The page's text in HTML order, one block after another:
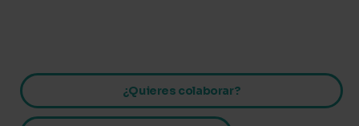
¿Quieres colaborar?